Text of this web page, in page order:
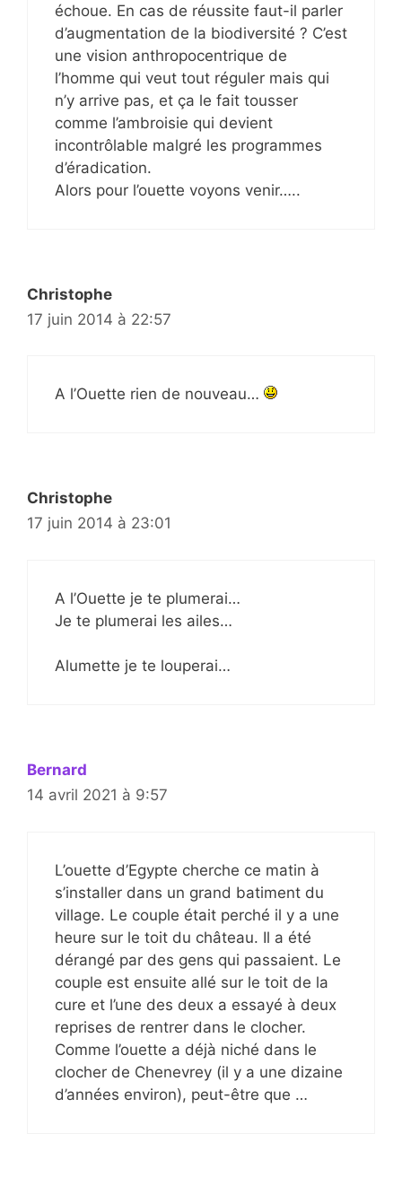
échoue. En cas de réussite faut-il parler
d’augmentation de la biodiversité ? C’est
une vision anthropocentrique de
l’homme qui veut tout réguler mais qui
n’y arrive pas, et ça le fait tousser
comme l’ambroisie qui devient
incontrôlable malgré les programmes
d’éradication.
Alors pour l’ouette voyons venir…..
Christophe
17 juin 2014 à 22:57
A l’Ouette rien de nouveau…
Christophe
17 juin 2014 à 23:01
A l’Ouette je te plumerai…
Je te plumerai les ailes…
Alumette je te louperai…
Bernard
14 avril 2021 à 9:57
L’ouette d’Egypte cherche ce matin à
s’installer dans un grand batiment du
village. Le couple était perché il y a une
heure sur le toit du château. Il a été
dérangé par des gens qui passaient. Le
couple est ensuite allé sur le toit de la
cure et l’une des deux a essayé à deux
reprises de rentrer dans le clocher.
Comme l’ouette a déjà niché dans le
clocher de Chenevrey (il y a une dizaine
d’années environ), peut-être que …